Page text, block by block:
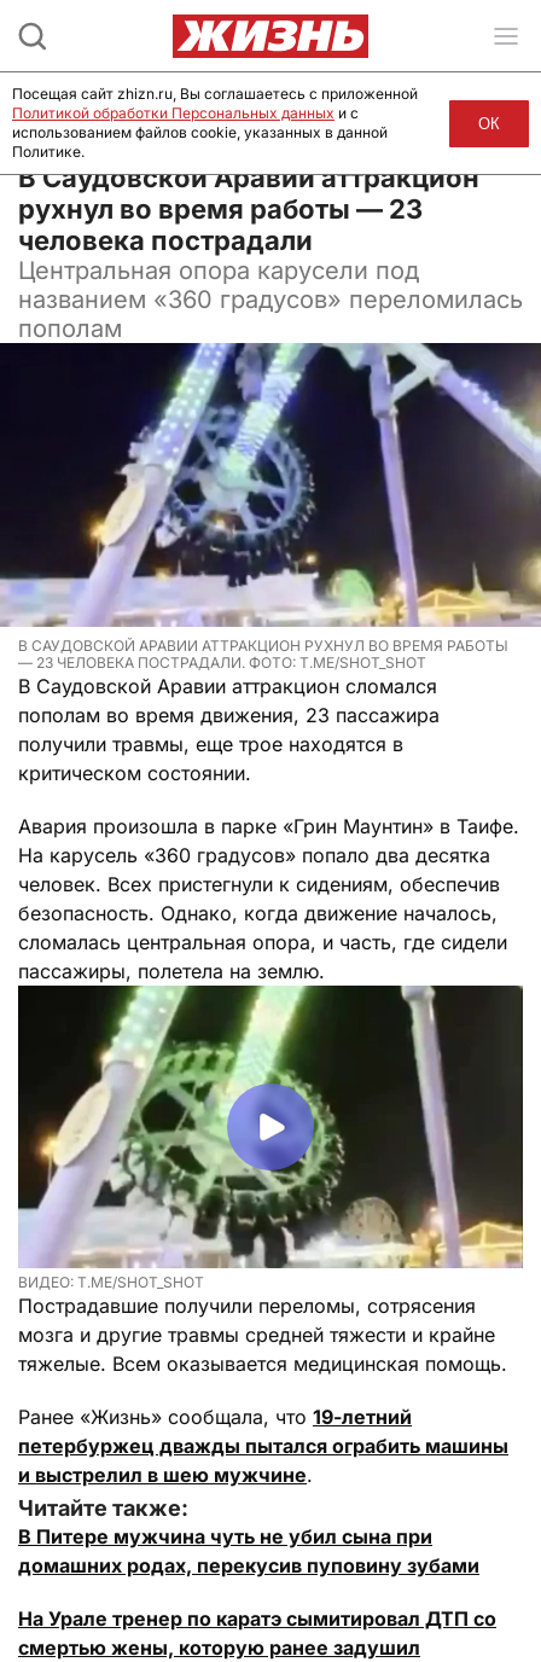
31 июля 2025, 10:00
В Саудовской Аравии аттракцион
рухнул во время работы — 23
человека пострадали
Центральная опора карусели под
названием «360 градусов» переломилась
пополам
В САУДОВСКОЙ АРАВИИ АТТРАКЦИОН РУХНУЛ ВО ВРЕМЯ РАБОТЫ
— 23 ЧЕЛОВЕКА ПОСТРАДАЛИ. ФОТО: T.ME/SHOT_SHOT
В Саудовской Аравии аттракцион сломался
пополам во время движения, 23 пассажира
получили травмы, еще трое находятся в
критическом состоянии.
Авария произошла в парке «Грин Маунтин» в Таифе.
На карусель «360 градусов» попало два десятка
человек. Всех пристегнули к сидениям, обеспечив
безопасность. Однако, когда движение началось,
сломалась центральная опора, и часть, где сидели
пассажиры, полетела на землю.
ВИДЕО: T.ME/SHOT_SHOT
Пострадавшие получили переломы, сотрясения
мозга и другие травмы средней тяжести и крайне
тяжелые. Всем оказывается медицинская помощь.
Ранее «Жизнь» сообщала, что 19-летний
петербуржец дважды пытался ограбить машины
и выстрелил в шею мужчине.
Читайте также:
В Питере мужчина чуть не убил сына при
домашних родах, перекусив пуповину зубами
На Урале тренер по каратэ сымитировал ДТП со
смертью жены, которую ранее задушил
Посещая сайт zhizn.ru, Вы соглашаетесь с приложенной
Политикой обработки Персональных данных и с
использованием файлов cookie, указанных в данной
Политике.
ОК